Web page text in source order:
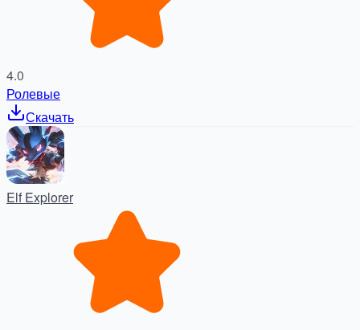
4.0
Ролевые
Скачать
Elf Explorer